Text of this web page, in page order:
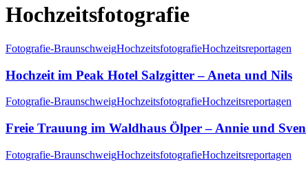
Hochzeitsfotografie
Fotografie-BraunschweigHochzeitsfotografieHochzeitsreportagen
Hochzeit im Peak Hotel Salzgitter – Aneta und Nils
Fotografie-BraunschweigHochzeitsfotografieHochzeitsreportagen
Freie Trauung im Waldhaus Ölper – Annie und Sven
Fotografie-BraunschweigHochzeitsfotografieHochzeitsreportagen